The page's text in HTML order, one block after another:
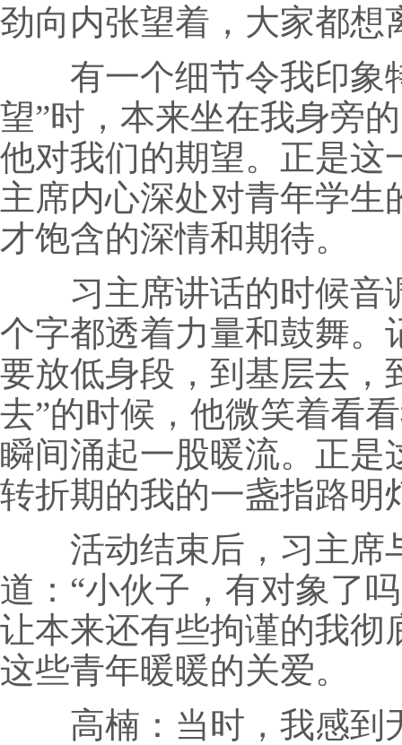
劲向内张望着，大家都
有一个细节令我印象
望”时，本来坐在我身旁
他对我们的期望。正是这
主席内心深处对青年学
才饱含的深情和期待。
习主席讲话的时候音
个字都透着力量和鼓舞。
要放低身段，到基层去，
去”的时候，他微笑着看
瞬间涌起一股暖流。正是
转折期的我的一盏指路明
活动结束后，习主席
道：“小伙子，有对象了
让本来还有些拘谨的我彻
这些青年暖暖的关爱。
高楠：当时，我感到